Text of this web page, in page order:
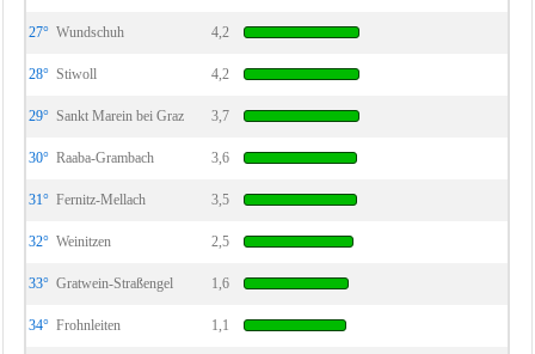
27° Wundschuh 4,2
28° Stiwoll 4,2
29° Sankt Marein bei Graz 3,7
30° Raaba-Grambach 3,6
31° Fernitz-Mellach 3,5
32° Weinitzen 2,5
33° Gratwein-Straßengel 1,6
34° Frohnleiten 1,1